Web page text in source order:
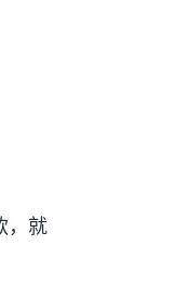
，就